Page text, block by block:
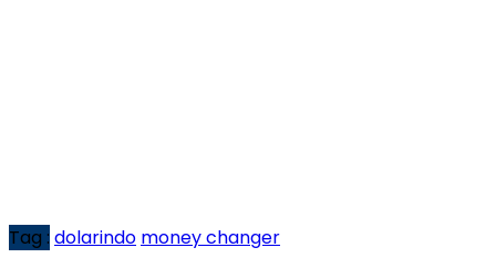
Tag : dolarindo money changer